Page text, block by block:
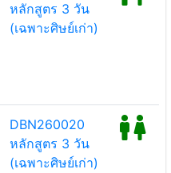
หลักสูตร 3 วัน
(เฉพาะศิษย์เก่า)
DBN260020
หลักสูตร 3 วัน
(เฉพาะศิษย์เก่า)